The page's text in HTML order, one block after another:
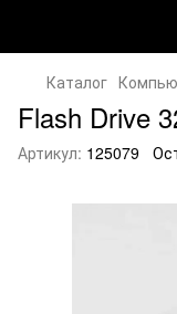
Каталог
Flash Drive
Артикул: 125079